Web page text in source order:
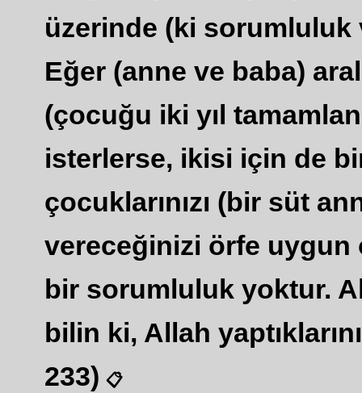
üzerinde (ki
Eğer (anne ve baba)
(çocuğu iki yıl
isterlerse, ikisi için de
çocuklarınızı (bir süt
vereceğinizi örfe uygun
bir sorumluluk yoktur.
bilin ki, Allah
233) 📋